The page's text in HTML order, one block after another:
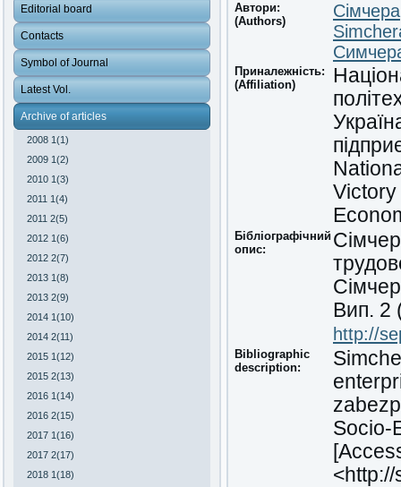
Editorial board
Contacts
Symbol of Journal
Latest Vol.
Archive of articles
2008 1(1)
2009 1(2)
2010 1(3)
2011 1(4)
2011 2(5)
2012 1(6)
2012 2(7)
2013 1(8)
2013 2(9)
2014 1(10)
2014 2(11)
2015 1(12)
2015 2(13)
2016 1(14)
2016 2(15)
2017 1(16)
2017 2(17)
2018 1(18)
Автори:
(Authors)
Приналежність:
(Affiliation)
Бібліографічний
опис:
Вип. 2
http://
Bibliographic
description:
Socio-